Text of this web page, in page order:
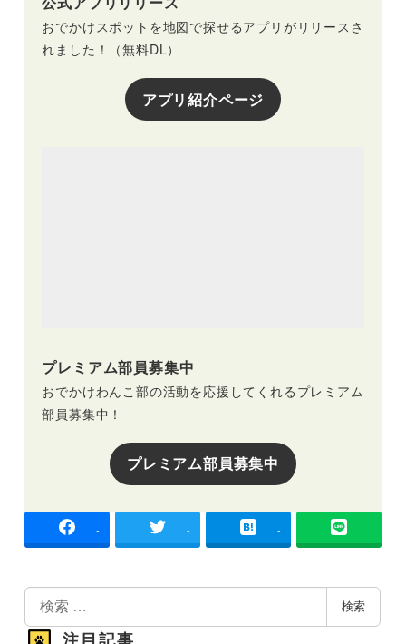
おでかけスポットを地図で探せるアプリがリリースさ
れました！（無料DL）
アプリ紹介ページ
プレミアム部員募集中
おでかけわんこ部の活動を応援してくれるプレミアム
部員募集中！
プレミアム部員募集中
- - -
検
索
検索